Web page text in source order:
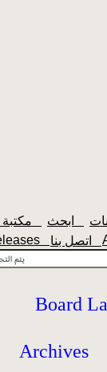
Board
Archives